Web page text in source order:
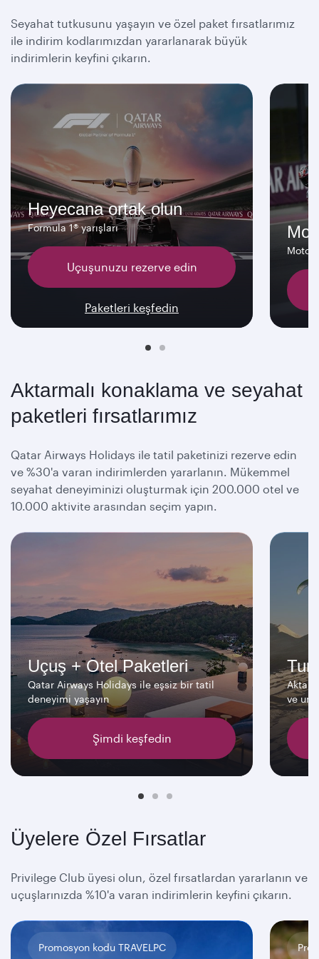
Seyahat tutkusunu yaşayın ve özel paket fırsatlarımız
ile indirim kodlarımızdan yararlanarak büyük
indirimlerin keyfini çıkarın.
Heyecana ortak olun
Formula 1® yarışları
Uçuşunuzu rezerve edin
Paketleri keşfedin
Aktarmalı konaklama ve seyahat
paketleri fırsatlarımız
Qatar Airways Holidays ile tatil paketinizi rezerve edin
ve %30'a varan indirimlerden yararlanın. Mükemmel
seyahat deneyiminizi oluşturmak için 200.000 otel ve
10.000 aktivite arasından seçim yapın.
Uçuş + Otel Paketleri
Qatar Airways Holidays ile eşsiz bir tatil
deneyimi yaşayın
Şimdi keşfedin
ve
Üyelere Özel Fırsatlar
Privilege Club üyesi olun, özel fırsatlardan yararlanın ve
uçuşlarınızda %10'a varan indirimlerin keyfini çıkarın.
Promosyon kodu TRAVELPC